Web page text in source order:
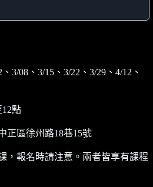
3/08、3/15、3/22、3/29、4/12、
點
區徐州路18巷15號
，報名時請注意。兩者皆享有課程